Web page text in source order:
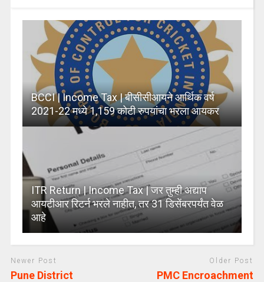
BCCI | Income Tax | बीसीसीआयने आर्थिक वर्ष
2021-22 मध्ये 1,159 कोटी रुपयांचा भरला आयकर
ITR Return | Income Tax | जर तुम्ही अद्याप
आयटीआर रिटर्न भरले नाहीत, तर 31 डिसेंबरपर्यंत वेळ
आहे
Newer Post
Pune District
Older Post
PMC Encroachment